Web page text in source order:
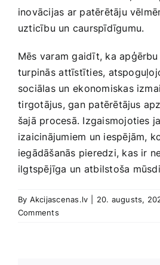
inovācijas ar patērētāju
uzticību un caurspīdīgumu.
Mēs varam gaidīt, ka
turpinās ⁤attīstīties,
sociālas un ⁣ekonomiskas
⁣tirgotājus, gan patērētājus
šajā procesā. Izgaismojoties
izaicinājumiem un iespējām,
iegādāšanās pieredzi, kas ir
ilgtspējīga un⁢ atbilstoša
By Akcijascenas.lv 20. augusts,
Comments